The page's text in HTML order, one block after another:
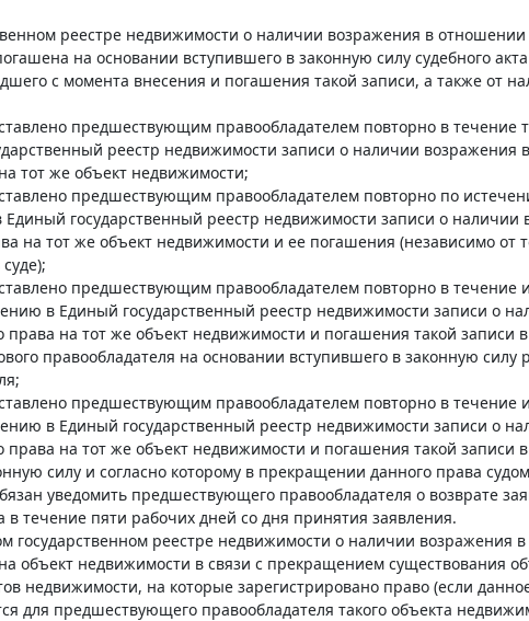
реестре недвижимости о наличии возражения в
на основании вступившего в законную силу судебного
с момента внесения и погашения такой записи, а также от
предшествующим правообладателем повторно в течение
реестр недвижимости записи о наличии возражения
тот же объект недвижимости;
предшествующим правообладателем повторно по
Единый государственный реестр недвижимости записи о
на тот же объект недвижимости и ее погашения (независимо от
предшествующим правообладателем повторно в течение
в Единый государственный реестр недвижимости записи о
права на тот же объект недвижимости и погашения такой записи
правообладателя на основании вступившего в законную силу
предшествующим правообладателем повторно в течение
в Единый государственный реестр недвижимости записи о
права на тот же объект недвижимости и погашения такой записи
силу и согласно которому в прекращении данного права
уведомить предшествующего правообладателя о возврате
течение пяти рабочих дней со дня принятия заявления.
государственном реестре недвижимости о наличии возражения
объект недвижимости в связи с прекращением существования
недвижимости, на которые зарегистрировано право (если
для предшествующего правообладателя такого объекта